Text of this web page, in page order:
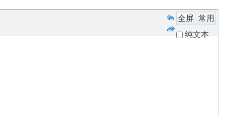
全屏 常用
纯文本